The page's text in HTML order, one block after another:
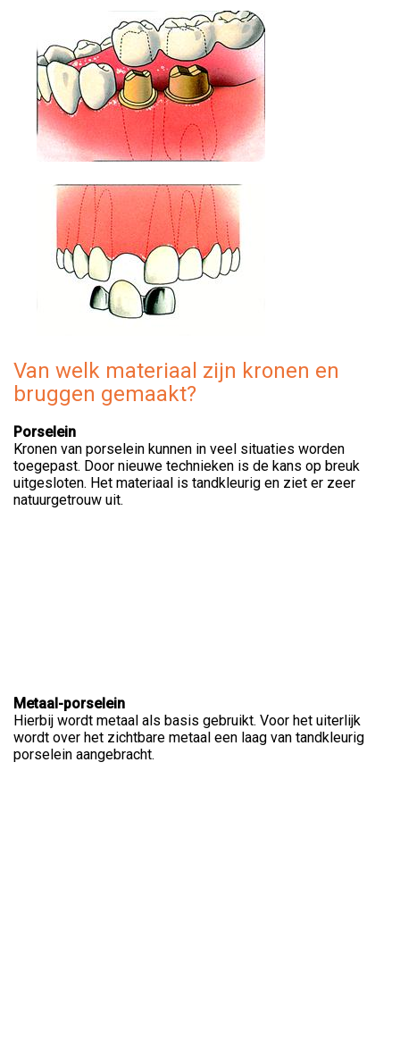
Van welk materiaal zijn kronen en
bruggen gemaakt?
Porselein
Kronen van porselein kunnen in veel situaties worden
toegepast. Door nieuwe technieken is de kans op breuk
uitgesloten. Het materiaal is tandkleurig en ziet er zeer
natuurgetrouw uit.
Metaal-porselein
Hierbij wordt metaal als basis gebruikt. Voor het uiterlijk
wordt over het zichtbare metaal een laag van tandkleurig
porselein aangebracht.